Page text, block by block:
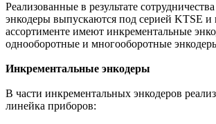
Реализованные в результате
энкодеры выпускаются под серией KTSE и
ассортименте имеют инкрементальные
однооборотные и многооборотные
Инкрементальные энкодеры
В части инкрементальных энкодеров
линейка приборов: